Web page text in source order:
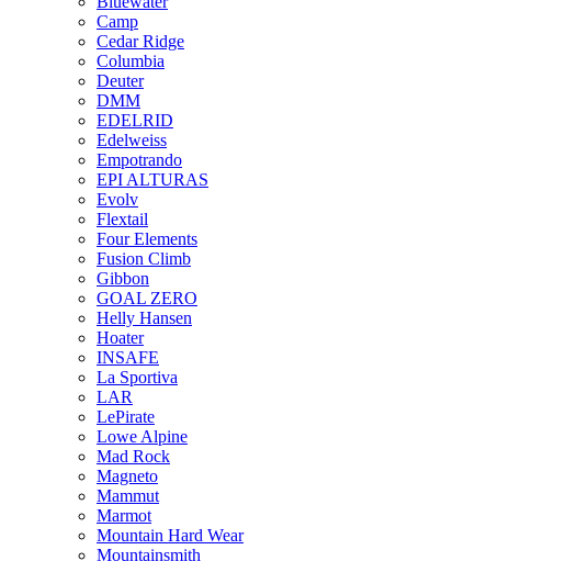
Camp
Cedar Ridge
Columbia
Deuter
DMM
EDELRID
Edelweiss
Empotrando
EPI ALTURAS
Evolv
Flextail
Four Elements
Fusion Climb
Gibbon
GOAL ZERO
Helly Hansen
Hoater
INSAFE
La Sportiva
LAR
LePirate
Lowe Alpine
Mad Rock
Magneto
Mammut
Marmot
Mountain Hard Wear
Mountainsmith